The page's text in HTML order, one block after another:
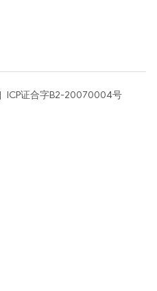
ICP证合字B2-20070004号